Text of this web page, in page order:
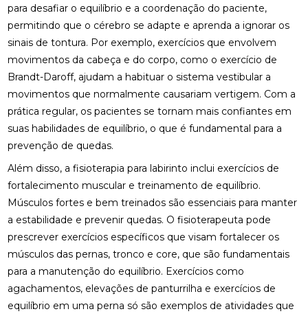
para desafiar o equilíbrio e a coordenação do paciente,
permitindo que o cérebro se adapte e aprenda a ignorar os
sinais de tontura. Por exemplo, exercícios que envolvem
movimentos da cabeça e do corpo, como o exercício de
Brandt-Daroff, ajudam a habituar o sistema vestibular a
movimentos que normalmente causariam vertigem. Com a
prática regular, os pacientes se tornam mais confiantes em
suas habilidades de equilíbrio, o que é fundamental para a
prevenção de quedas.
Além disso, a fisioterapia para labirinto inclui exercícios de
fortalecimento muscular e treinamento de equilíbrio.
Músculos fortes e bem treinados são essenciais para manter
a estabilidade e prevenir quedas. O fisioterapeuta pode
prescrever exercícios específicos que visam fortalecer os
músculos das pernas, tronco e core, que são fundamentais
para a manutenção do equilíbrio. Exercícios como
agachamentos, elevações de panturrilha e exercícios de
equilíbrio em uma perna só são exemplos de atividades que
FISIOTERAPIA MOTORA E RESPIRATÓRIA:
BENEFÍCIOS E PRÁTICAS
BENEFÍCIOS E PRÁTICAS ESSENCIAIS
FISIOTERAPIA MOTORA E RESPIRATÓRIA:
BENEFÍCIOS E ABORDAGENS EFICAZES
TRATAMENTO PODE AJUDAR NA RECUPERAÇÃO
FISIOTERAPIA NA LABIRINTITE: COMO O
TRATAMENTO PODE MELHORAR SEU EQUILÍBRIO E
QUALIDADE DE VIDA
FISIOTERAPIA NA LABIRINTITE: COMO O
TRATAMENTO PODE MELHORAR SEU EQUILÍBRIO E
QUALIDADE DE VIDA
FISIOTERAPIA NA LABIRINTITE: DICAS PARA ALIVIAR
SINTOMAS